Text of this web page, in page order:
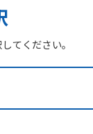
てください。